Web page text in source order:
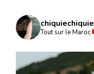
chiquiechiquie
Tout sur le Maroc